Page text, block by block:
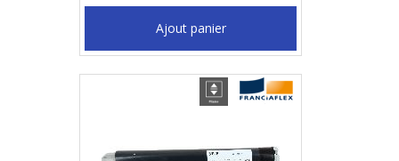
Ajout panier